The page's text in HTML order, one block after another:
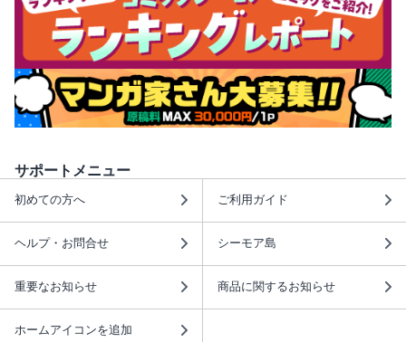
サポートメニュー
初めての方へ ご利用ガイド
ヘルプ・お問合せ シーモア島
重要なお知らせ 商品に関するお知らせ
ホームアイコンを追加